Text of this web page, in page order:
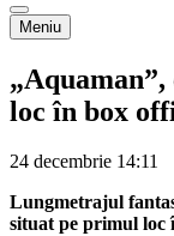
Meniu
loc în box
24 decembrie 14:11
Lungmetrajul
situat pe primul loc